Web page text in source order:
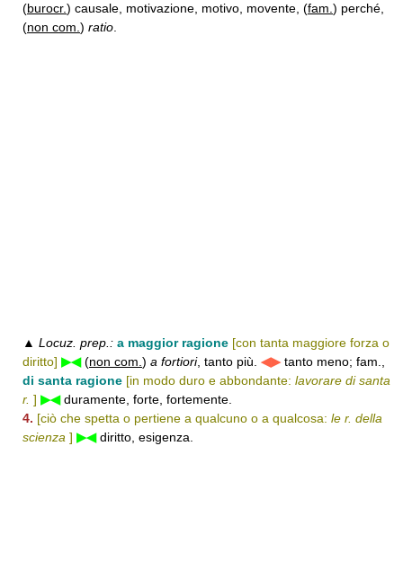
(burocr.) causale, motivazione, motivo, movente, (fam. ) perché,
(non com. ) ratio
▲ Locuz. prep.: a maggior ragione [con tanta maggiore forza o
diritto] ▶◀(non com. ) a fortiori, tanto più. ◀▶tanto meno; fam.,
di santa ragione [in modo duro e abbondante: lavorare di santa
r. ] ▶◀duramente, forte, fortemente.
4. [ciò che spetta o pertiene a qualcuno o a qualcosa: le r. della
scienza ] ▶◀diritto, esigenza.